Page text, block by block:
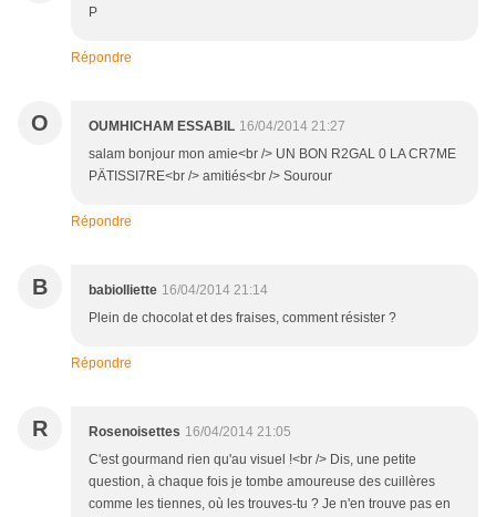
P
Répondre
O OUMHICHAM ESSABIL 16/04/2014 21:27
salam bonjour mon amie<br /> UN BON R2GAL 0 LA CR7ME
PÄTISSI7RE<br /> amitiés<br /> Sourour
Répondre
B babiolliette 16/04/2014 21:14
Plein de chocolat et des fraises, comment résister ?
Répondre
R Rosenoisettes 16/04/2014 21:05
C'est gourmand rien qu'au visuel !<br /> Dis, une petite
question, à chaque fois je tombe amoureuse des cuillères
comme les tiennes, où les trouves-tu ? Je n'en trouve pas en